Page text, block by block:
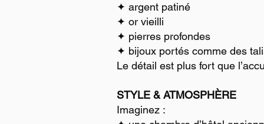
✦ argent patiné
✦ or vieilli
✦ pierres profondes
✦ bijoux portés comme des
Le détail est plus fort que
STYLE & ATMOSPHÈRE
Imaginez :